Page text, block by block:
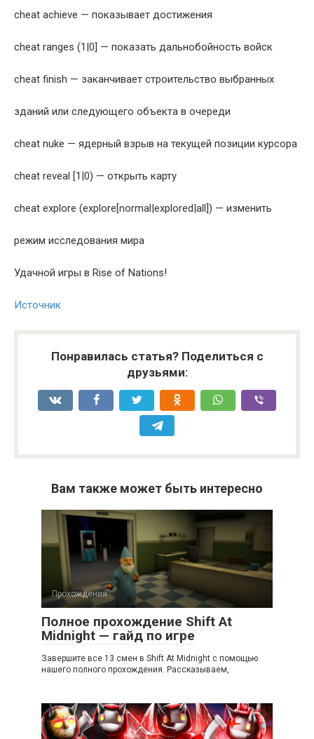
cheat achieve — показывает достижения
cheat ranges (1|0] — показать дальнобойность войск
cheat finish — заканчивает строительство выбранных
зданий или следующего объекта в очереди
cheat nuke — ядерный взрыв на текущей позиции курсора
cheat reveal [1|0) — открыть карту
cheat explore (explore[normal|explored|all]) — изменить
режим исследования мира
Удачной игры в Rise of Nations!
Источник
Понравилась статья? Поделиться с
друзьями:
Вам также может быть интересно
Прохождения
Полное прохождение Shift At
Midnight — гайд по игре
Завершите все 13 смен в Shift At Midnight с помощью
нашего полного прохождения. Рассказываем,